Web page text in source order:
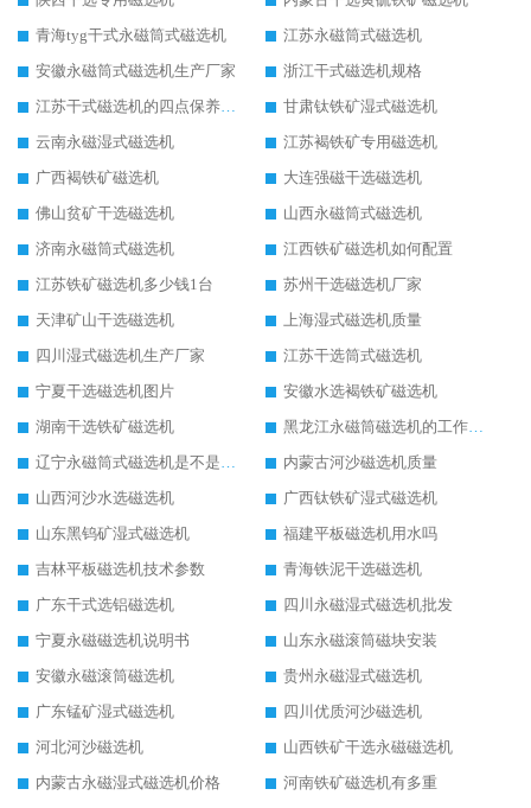
青海tyg干式永磁筒式磁选机
江苏永磁筒式磁选机
安徽永磁筒式磁选机生产厂家
浙江干式磁选机规格
江苏干式磁选机的四点保养秘籍
甘肃钛铁矿湿式磁选机
云南永磁湿式磁选机
江苏褐铁矿专用磁选机
广西褐铁矿磁选机
大连强磁干选磁选机
佛山贫矿干选磁选机
山西永磁筒式磁选机
济南永磁筒式磁选机
江西铁矿磁选机如何配置
江苏铁矿磁选机多少钱1台
苏州干选磁选机厂家
天津矿山干选磁选机
上海湿式磁选机质量
四川湿式磁选机生产厂家
江苏干选筒式磁选机
宁夏干选磁选机图片
安徽水选褐铁矿磁选机
湖南干选铁矿磁选机
黑龙江永磁筒磁选机的工作原理
辽宁永磁筒式磁选机是不是强磁
内蒙古河沙磁选机质量
山西河沙水选磁选机
广西钛铁矿湿式磁选机
山东黑钨矿湿式磁选机
福建平板磁选机用水吗
吉林平板磁选机技术参数
青海铁泥干选磁选机
广东干式选铝磁选机
四川永磁湿式磁选机批发
宁夏永磁磁选机说明书
山东永磁滚筒磁块安装
安徽永磁滚筒磁选机
贵州永磁湿式磁选机
广东锰矿湿式磁选机
四川优质河沙磁选机
河北河沙磁选机
山西铁矿干选永磁磁选机
内蒙古永磁湿式磁选机价格
河南铁矿磁选机有多重